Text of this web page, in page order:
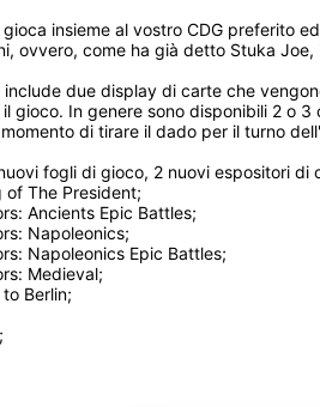
gioca insieme al vostro CDG preferito
ovvero, come ha già detto Stuka
include due display di carte che
gioco. In genere sono disponibili 2 o
di tirare il dado per il turno
fogli di gioco, 2 nuovi espositori
The President;
Ancients Epic Battles;
Napoleonics;
Napoleonics Epic Battles;
Medieval;
Berlin;